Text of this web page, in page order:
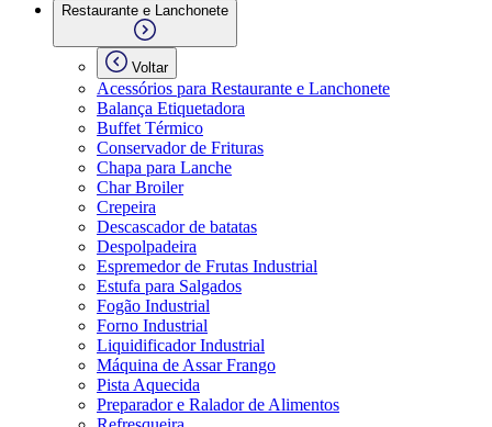
Restaurante e Lanchonete
Voltar
Acessórios para Restaurante e Lanchonete
Balança Etiquetadora
Buffet Térmico
Conservador de Frituras
Chapa para Lanche
Char Broiler
Crepeira
Descascador de batatas
Despolpadeira
Espremedor de Frutas Industrial
Estufa para Salgados
Fogão Industrial
Forno Industrial
Liquidificador Industrial
Máquina de Assar Frango
Pista Aquecida
Preparador e Ralador de Alimentos